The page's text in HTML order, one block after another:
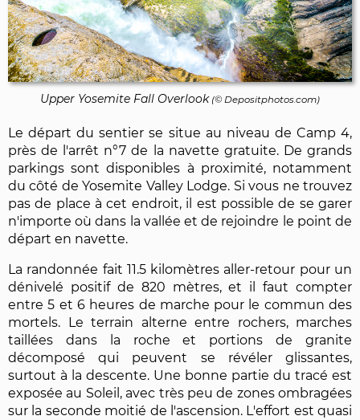
Upper Yosemite Fall Overlook(© Depositphotos.com)
Le départ du sentier se situe au niveau de Camp 4,
près de l'arrêt n°7 de la navette gratuite. De grands
parkings sont disponibles à proximité, notamment
du côté de Yosemite Valley Lodge. Si vous ne trouvez
pas de place à cet endroit, il est possible de se garer
n'importe où dans la vallée et de rejoindre le point de
départ en navette.
La randonnée fait 11.5 kilomètres aller-retour pour un
dénivelé positif de 820 mètres, et il faut compter
entre 5 et 6 heures de marche pour le commun des
mortels. Le terrain alterne entre rochers, marches
taillées dans la roche et portions de granite
décomposé qui peuvent se révéler glissantes,
surtout à la descente. Une bonne partie du tracé est
exposée au Soleil, avec très peu de zones ombragées
sur la seconde moitié de l'ascension. L'effort est quasi